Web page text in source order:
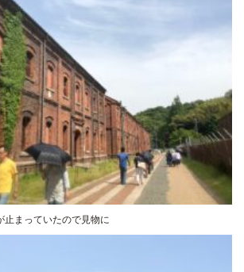
止まっていたので見物に